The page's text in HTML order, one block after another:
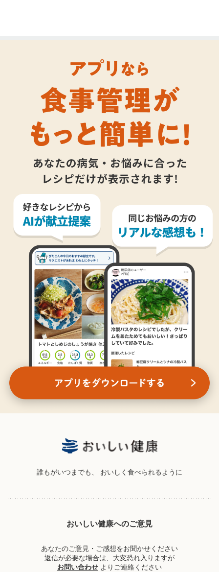
誰もがいつまでも、 おいしく食べられるように
おいしい健康へのご意見
あなたのご意見・ご感想をお聞かせください
返信が必要な場合は、大変恐れ入りますが
お問い合わせ よりご連絡ください